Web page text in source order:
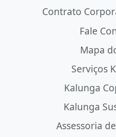
Contrato
Fale
Mapa
Serviços
Kalunga
Kalunga
Assessoria